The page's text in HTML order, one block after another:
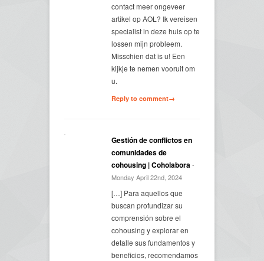
contact meer ongeveer
artikel op AOL? Ik vereisen
specialist in deze huis op te
lossen mijn probleem.
Misschien dat is u! Een
kijkje te nemen vooruit om
u.
Reply to comment→
Gestión de conflictos en
comunidades de
cohousing | Coholabora-
Monday April 22nd, 2024
[…] Para aquellos que
buscan profundizar su
comprensión sobre el
cohousing y explorar en
detalle sus fundamentos y
beneficios, recomendamos